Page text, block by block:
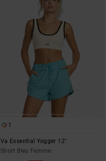
1
Va Essential Yogger 12"
Short Bleu Femme